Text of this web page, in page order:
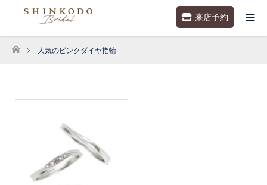
来店予約
ホーム
人気のピンクダイヤ指輪